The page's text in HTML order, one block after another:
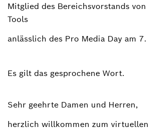
Elektrowerkzeug-Zubehör und
+49 711 758-3396
Mitglied des Bereichsvorstands
Tools
anlässlich des Pro Media Day am
Es gilt das gesprochene Wort.
Sehr geehrte Damen und Herren,
herzlich willkommen zum